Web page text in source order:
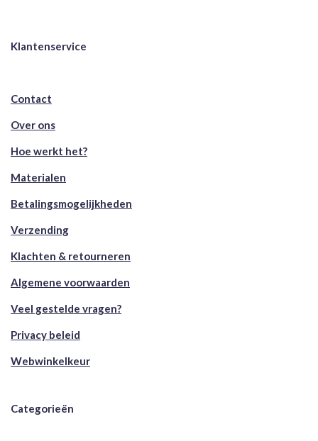
Klantenservice
Contact
Over ons
Hoe werkt het?
Materialen
Betalingsmogelijkheden
Verzending
Klachten & retourneren
Algemene voorwaarden
Veel gestelde vragen?
Privacy beleid
Webwinkelkeur
Categorieën